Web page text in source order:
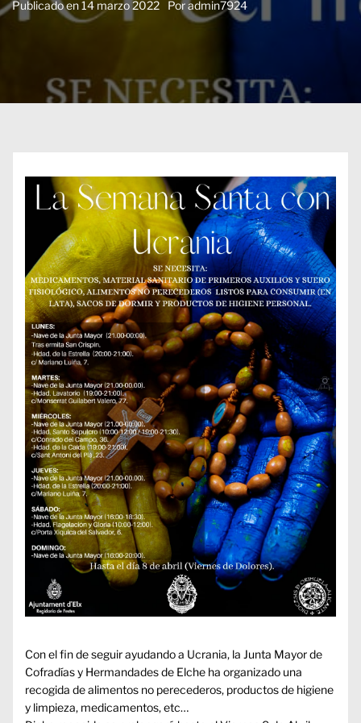
Publicado en14 marzo 2022 Poradmin7924
Con el fin de seguir ayudando a Ucrania, la Junta Mayor de
Cofradías y Hermandades de Elche ha organizado una
recogida de alimentos no perecederos, productos de higiene
y limpieza, medicamentos, etc…